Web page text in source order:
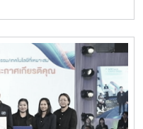
งานในครั้งนี้มี
วทางการศึกษาต่อในคณะ
ยนประสบการณ์และสร้าง
ในอนาคตคณะพัฒนาการ
นจากโรงเรียนตาก
ษาดูงานในครั้งนี้ และหวัง